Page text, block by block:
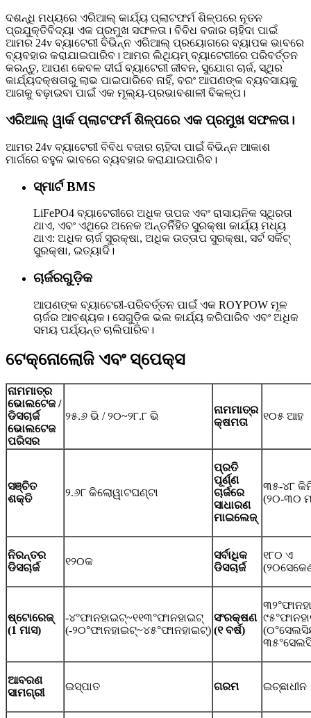
ଦଶନ୍ଧି ମଧ୍ୟରେ ଏରିଆଲ୍ କାର୍ଯ୍ୟ ପ୍ଲାଟଫର୍ମ ଶିଳ୍ପରେ ନୂତନ
ପ୍ରଯୁକ୍ତିବିଦ୍ୟା ଏକ ପ୍ରମୁଖ ସଫଳତା। ବିବିଧ ବଜାର ଚାହିଦା ପାଇଁ
ଆମର 24v ବ୍ୟାଟେରୀ ବିଭିନ୍ନ ଏରିଆଲ୍ ପ୍ରୟୋଗରେ ବ୍ୟାପକ ଭାବରେ
ବ୍ୟବହାର କରାଯାଇପାରିବ। ଆମର ଲିଥିୟମ୍ ବ୍ୟାଟେରୀରେ ପରିବର୍ତ୍ତନ
କରନ୍ତୁ, ଆପଣ କେବଳ ଦୀର୍ଘ ବ୍ୟାଟେରୀ ଜୀବନ, ​​ସୁଯୋଗ ଚାର୍ଜ, ସ୍ଥିର
କାର୍ଯ୍ୟଦକ୍ଷତାରୁ ଲାଭ ପାଇପାରିବେ ନାହିଁ, ବରଂ ଆପଣଙ୍କ ବ୍ୟବସାୟକୁ
ଆଗକୁ ବଢ଼ାଇବା ପାଇଁ ଏକ ମୂଲ୍ୟ-ପ୍ରଭାବଶାଳୀ ବିକଳ୍ପ।
ଏରିଆଲ୍ ୱାର୍କ ପ୍ଲାଟଫର୍ମ ଶିଳ୍ପରେ ଏକ ପ୍ରମୁଖ ସଫଳତା।
ଆମର 24v ବ୍ୟାଟେରୀ ବିବିଧ ବଜାର ଚାହିଦା ପାଇଁ ବିଭିନ୍ନ ଆକାଶ
ମାର୍ଗରେ ବହୁଳ ଭାବରେ ବ୍ୟବହାର କରାଯାଇପାରିବ।
ସ୍ମାର୍ଟ BMS
LiFePO4 ବ୍ୟାଟେରୀରେ ଅଧିକ ତାପଜ ଏବଂ ରାସାୟନିକ ସ୍ଥିରତା
ଥାଏ, ଏବଂ ଏଥିରେ ଅନେକ ଅନ୍ତର୍ନିହିତ ସୁରକ୍ଷା କାର୍ଯ୍ୟ ମଧ୍ୟ
ଥାଏ: ଅଧିକ ଚାର୍ଜ ସୁରକ୍ଷା, ଅଧିକ ଉତ୍ତାପ ସୁରକ୍ଷା, ସର୍ଟ ସର୍କିଟ୍
ସୁରକ୍ଷା, ଇତ୍ୟାଦି।
ଚାର୍ଜରଗୁଡ଼ିକ
ଆପଣଙ୍କ ବ୍ୟାଟେରୀ-ପରିବର୍ତ୍ତନ ପାଇଁ ଏକ ROYPOW ମୂଳ
ଚାର୍ଜର ଆବଶ୍ୟକ। ସେଗୁଡ଼ିକ ଭଲ କାର୍ଯ୍ୟ କରିପାରିବ ଏବଂ ଅଧିକ
ସମୟ ପର୍ଯ୍ୟନ୍ତ ଚାଲିପାରିବ।
ଟେକ୍ନୋଲୋଜି ଏବଂ ସ୍ପେକ୍ସ
ନାମମାତ୍ର
ଭୋଲଟେଜ /
ଡିସଚାର୍ଜ
ଭୋଲଟେଜ
ପରିସର
୨୫.୬ ଭି / ୨୦~୨୮.୮ ଭି
ନାମମାତ୍ର
କ୍ଷମତା
୧୦୫ ଆହ
ସଞ୍ଚିତ
ଶକ୍ତି
୨.୬୮ କିଲୋୱାଟଘଣ୍ଟା
ପ୍ରତି
ପୂର୍ଣ୍ଣ
ଚାର୍ଜରେ
ସାଧାରଣ
ମାଇଲେଜ୍
୩୫-୪୮
(୨୦-୩୦
ନିରନ୍ତର
ଡିସଚାର୍ଜ
୧୨୦କ
ସର୍ବାଧିକ
ଡିସଚାର୍ଜ
୧୮୦ ଏ
ଷ୍ଟୋରେଜ୍
(1 ମାସ)
-୪°ଫାନହାଇଟ୍~୧୧୩°ଫାନହାଇଟ୍
(-୨୦°ଫାନହାଇଟ୍~୪୫°ଫାନହାଇଟ୍)
ସଂରକ୍ଷଣ
(୧ ବର୍ଷ)
ଆବରଣ
ସାମଗ୍ରୀ
ଇସ୍ପାତ ଗରମ ଇଚ୍ଛାଧୀନ